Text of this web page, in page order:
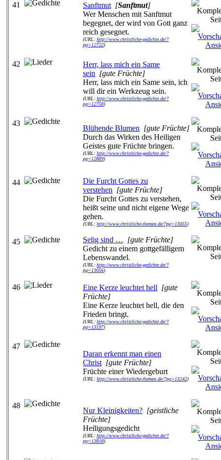
41 Sanftmut [Sanftmut]
Wer Menschen mit Sanftmut
begegnet, der wird von Gott ganz
reich gesegnet.
(URL: http://www.christliche-gedichte.de/?
pg=12722)
42
Herr, lass mich ein Same
sein [gute Früchte]
Herr, lass mich ein Same sein, ich
will dir ein Werkzeug sein.
(URL: http://www.christliche-gedichte.de/?
pg=12758)
43
Blühende Blumen [gute Früchte]
Durch das Wirken des Heiligen
Geistes gute Früchte bringen.
(URL: http://www.christliche-gedichte.de/?
pg=12889)
44
Die Furcht Gottes zu
verstehen [gute Früchte]
Die Furcht Gottes zu verstehen,
heißt seine und nicht eigene Wege
gehen.
(URL: http://www.christliche-themen.de/?pg=13055)
45 Selig sind … [gute Früchte]
Gedicht zu einem gottgefälligem
Lebenswandel.
(URL: http://www.christliche-gedichte.de/?
pg=13056)
46 Eine Kerze leuchtet hell [gute
Früchte]
Eine Kerze leuchtet hell, die den
Frieden bringt.
(URL: http://www.christliche-gedichte.de/?
pg=13197)
47
Daran erkennt man einen
Christ [gute Früchte]
Früchte einer Wiedergeburt
(URL: http://www.christliche-themen.de/?pg=13242)
48
Nur Kleinigkeiten? [geistliche
Früchte]
Heiligungsgedicht
(URL: http://www.christliche-gedichte.de/?
pg=13818)